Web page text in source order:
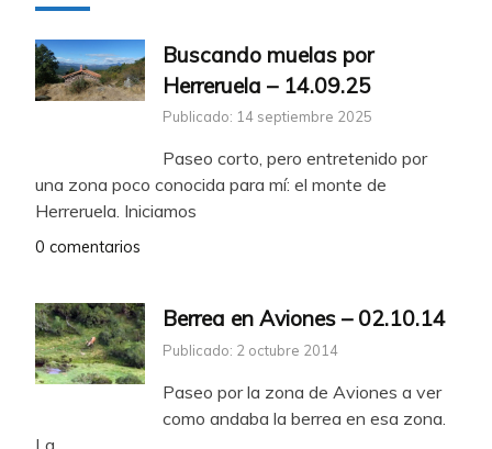
Buscando muelas por
Herreruela – 14.09.25
Publicado: 14 septiembre 2025
Paseo corto, pero entretenido por
una zona poco conocida para mí: el monte de
Herreruela. Iniciamos
0 comentarios
Berrea en Aviones – 02.10.14
Publicado: 2 octubre 2014
Paseo por la zona de Aviones a ver
como andaba la berrea en esa zona.